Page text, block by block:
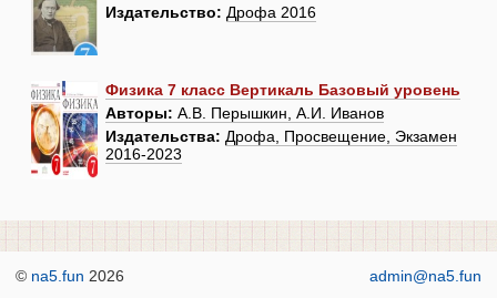
Издательство: Дрофа 2016
Физика 7 класс Вертикаль Базовый уровень
Авторы: А.В. Перышкин, А.И. Иванов
Издательства: Дрофа, Просвещение, Экзамен
2016-2023
admin@na5.fun
© na5.fun 2026